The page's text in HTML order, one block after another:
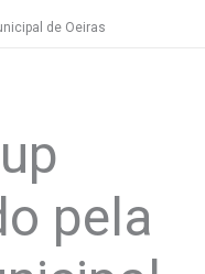
de Oeiras
pela